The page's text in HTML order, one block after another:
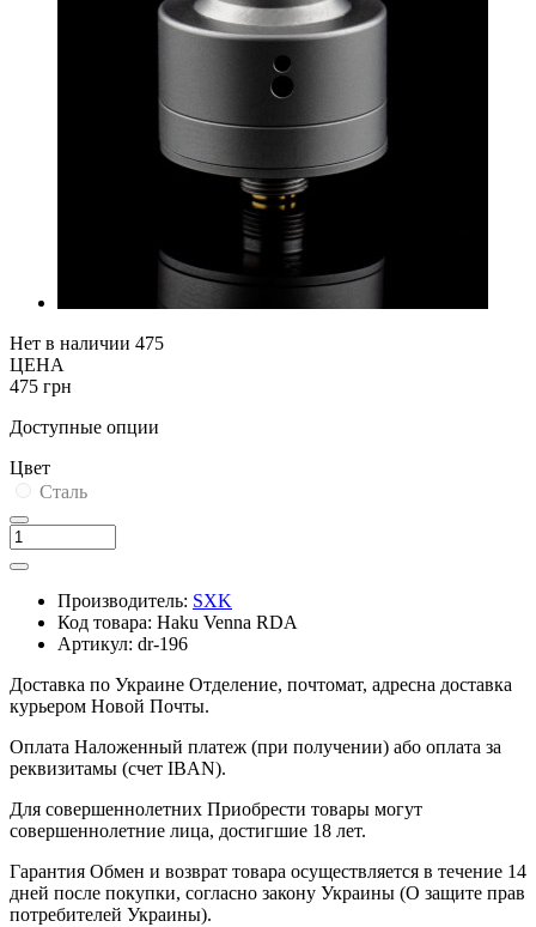
Нет в наличии 475
ЦЕНА
475 грн
Доступные опции
Цвет
Сталь
Производитель: SXK
Код товара: Haku Venna RDA
Артикул: dr-196
Доставка по Украине Отделение, почтомат, адресна доставка
курьером Новой Почты.
Оплата Наложенный платеж (при получении) або оплата за
реквизитамы (счет IBAN).
Для совершеннолетних Приобрести товары могут
совершеннолетние лица, достигшие 18 лет.
Гарантия Обмен и возврат товара осуществляется в течение 14
дней после покупки, согласно закону Украины (О защите прав
потребителей Украины).